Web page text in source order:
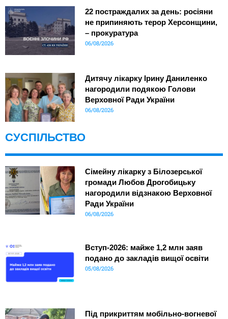
22 постраждалих за день: росіяни
не припиняють терор Херсонщини,
– прокуратура
06/08/2026
Дитячу лікарку Ірину Даниленко
нагородили подякою Голови
Верховної Ради України
06/08/2026
СУСПІЛЬСТВО
Сімейну лікарку з Білозерської
громади Любов Дрогобицьку
нагородили відзнакою Верховної
Ради України
06/08/2026
Вступ-2026: майже 1,2 млн заяв
подано до закладів вищої освіти
05/08/2026
Під прикриттям мобільно-вогневої